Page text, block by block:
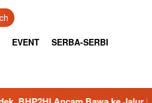
EVENT SERBA-SERBI